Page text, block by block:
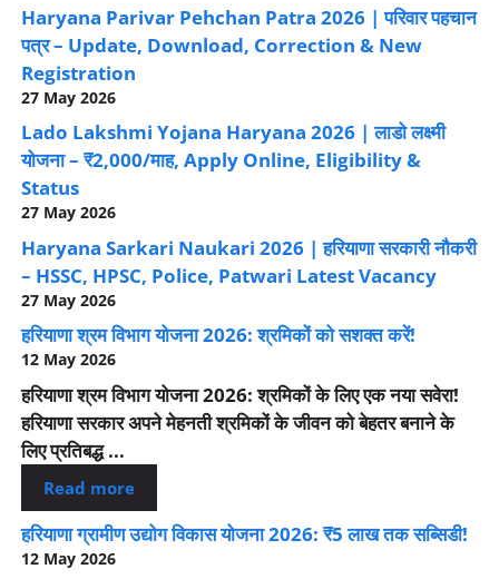
Haryana Parivar Pehchan Patra 2026 | परिवार पहचान
पत्र – Update, Download, Correction & New
Registration
27 May 2026
Lado Lakshmi Yojana Haryana 2026 | लाडो लक्ष्मी
योजना – ₹2,000/माह, Apply Online, Eligibility &
Status
27 May 2026
Haryana Sarkari Naukari 2026 | हरियाणा सरकारी नौकरी
– HSSC, HPSC, Police, Patwari Latest Vacancy
27 May 2026
हरियाणा श्रम विभाग योजना 2026: श्रमिकों को सशक्त करें!
12 May 2026
हरियाणा श्रम विभाग योजना 2026: श्रमिकों के लिए एक नया सवेरा!
हरियाणा सरकार अपने मेहनती श्रमिकों के जीवन को बेहतर बनाने के
लिए प्रतिबद्ध ...
Read more
हरियाणा ग्रामीण उद्योग विकास योजना 2026: ₹5 लाख तक सब्सिडी!
12 May 2026